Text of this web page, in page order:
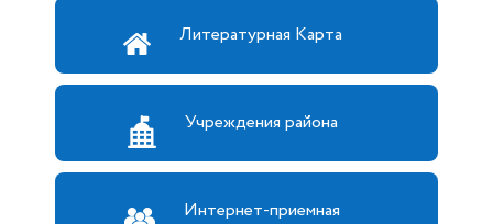
Литературная Карта
Учреждения района
Интернет-приемная